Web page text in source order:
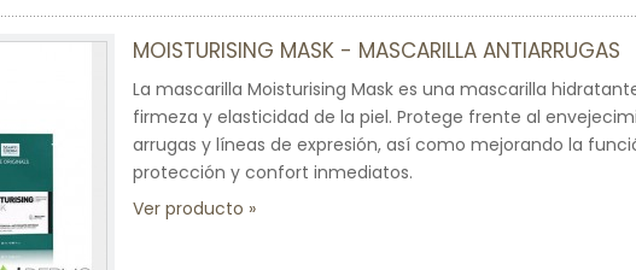
MOISTURISING MASK - MASCARILLA ANTIARRUGAS
La mascarilla Moisturising Mask es una mascarilla
firmeza y elasticidad de la piel. Protege frente al
arrugas y líneas de expresión, así como mejorando la
protección y confort inmediatos.
Ver producto